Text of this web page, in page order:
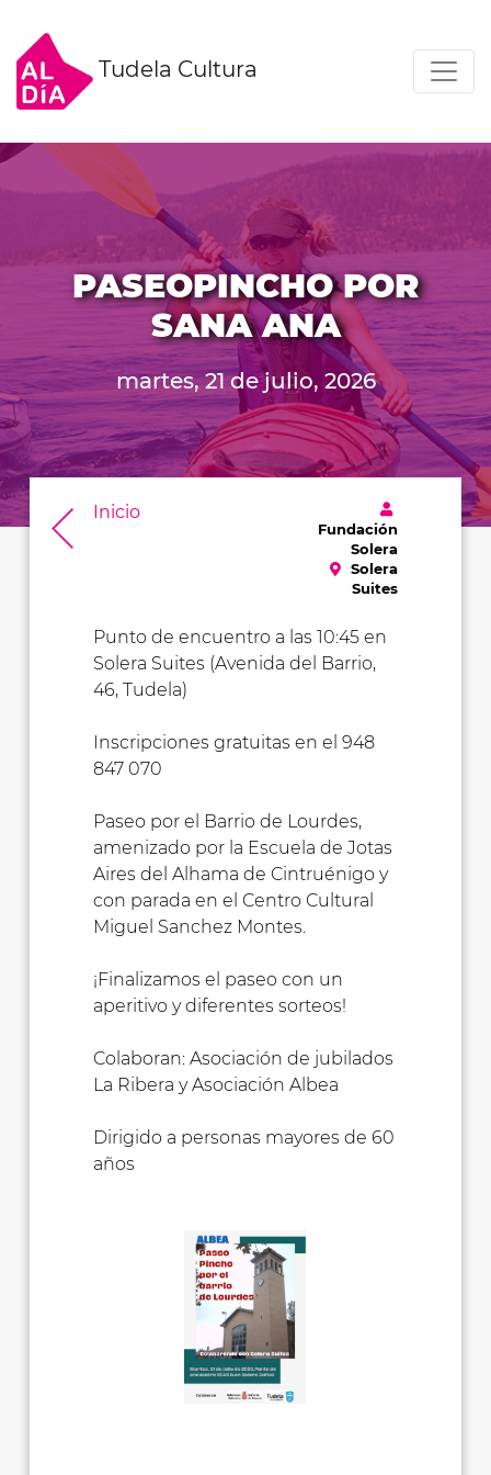
Tudela Cultura
PASEOPINCHO POR
SANA ANA
martes, 21 de julio, 2026
Inicio
Fundación
Solera
Solera
Suites
Punto de encuentro a las 10:45 en
Solera Suites (Avenida del Barrio,
46, Tudela)
Inscripciones gratuitas en el 948
847 070
Paseo por el Barrio de Lourdes,
amenizado por la Escuela de Jotas
Aires del Alhama de Cintruénigo y
con parada en el Centro Cultural
Miguel Sanchez Montes.
¡Finalizamos el paseo con un
aperitivo y diferentes sorteos!
Colaboran: Asociación de jubilados
La Ribera y Asociación Albea
Dirigido a personas mayores de 60
años